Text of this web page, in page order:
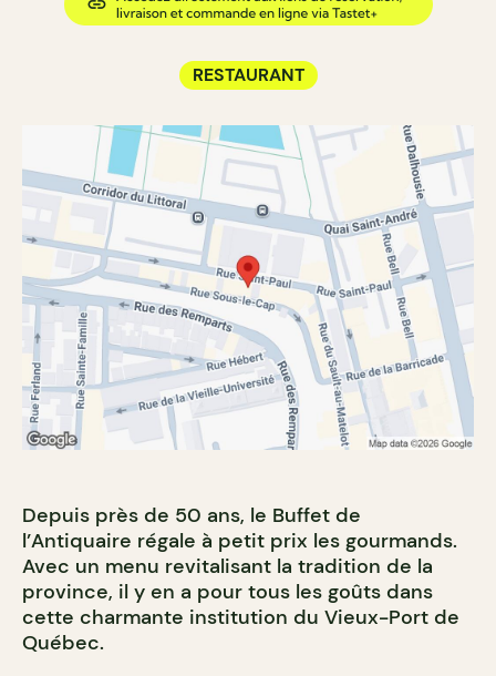
RESTAURANT
Depuis près de 50 ans, le Buffet de
l’Antiquaire régale à petit prix les gourmands.
Avec un menu revitalisant la tradition de la
province, il y en a pour tous les goûts dans
cette charmante institution du Vieux-Port de
Québec.